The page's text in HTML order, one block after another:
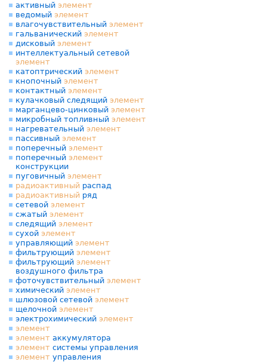
активный элемент
ведомый элемент
влагочувствительный элемент
гальванический элемент
дисковый элемент
интеллектуальный сетевой
элемент
катоптрический элемент
кнопочный элемент
контактный элемент
кулачковый следящий элемент
марганцево-цинковый элемент
микробный топливный элемент
нагревательный элемент
пассивный элемент
поперечный элемент
поперечный элемент
конструкции
пуговичный элемент
радиоактивный распад
радиоактивный ряд
сетевой элемент
сжатый элемент
следящий элемент
сухой элемент
управляющий элемент
фильтрующий элемент
фильтрующий элемент
воздушного фильтра
фоточувствительный элемент
химический элемент
шлюзовой сетевой элемент
щелочной элемент
электрохимический элемент
элемент
элемент аккумулятора
элемент системы управления
элемент управления